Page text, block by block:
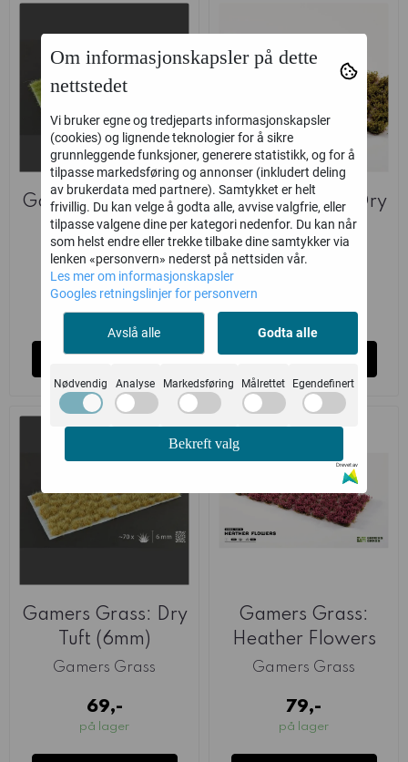
Gamers Grass: Dry
green (6mm)
Gamers Grass
69,-
på lager
Kjøp
Gamers Grass: Dry
Green Shrubs
Gamers Grass
på lager
Kjøp
Gamers Grass: Dry
Tuft (6mm)
Gamers Grass
69,-
på lager
Gamers Grass:
Heather Flowers
Gamers Grass
79,-
på lager
Om informasjonskapsler på dette
nettstedet
Vi bruker egne og tredjeparts informasjonskapsler
(cookies) og lignende teknologier for å sikre
grunnleggende funksjoner, generere statistikk, og for å
tilpasse markedsføring og annonser (inkludert deling
av brukerdata med partnere). Samtykket er helt
frivillig. Du kan velge å godta alle, avvise valgfrie, eller
tilpasse valgene dine per kategori nedenfor. Du kan når
som helst endre eller trekke tilbake dine samtykker via
lenken «personvern» nederst på nettsiden vår.
Les mer om informasjonskapsler
Googles retningslinjer for personvern
Avslå alle Godta alle
Nødvendig Analyse Markedsføring Målrettet Egendefinert
Bekreft valg
Drevet av